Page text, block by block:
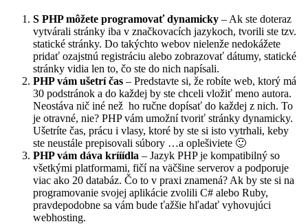
S PHP môžete programovať dynamicky – Ak ste doteraz
vytvárali stránky iba v značkovacích jazykoch, tvorili ste tzv.
statické stránky. Do takýchto webov nielenže nedokážete
pridať ozajstnú registráciu alebo zobrazovať dátumy, statické
stránky vidia len to, čo ste do nich napísali.
PHP vám ušetrí čas – Predstavte si, že robíte web, ktorý má
30 podstránok a do každej by ste chceli vložiť meno autora.
Neostáva nič iné než ho ručne dopísať do každej z nich. To
je otravné, nie? PHP vám umožní tvoriť stránky dynamicky.
Ušetríte čas, prácu i vlasy, ktoré by ste si isto vytrhali, keby
ste neustále prepisovali súbory …a oplešiviete 🙂
PHP vám dáva krííídla – Jazyk PHP je kompatibilný so
všetkými platformami, fičí na väčšine serverov a podporuje
viac ako 20 databáz. Čo to v praxi znamená? Ak by ste si na
programovanie svojej aplikácie zvolili C# alebo Ruby,
pravdepodobne sa vám bude ťažšie hľadať vyhovujúci
webhosting.